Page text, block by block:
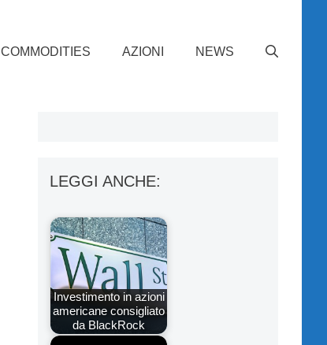
COMMODITIES AZIONI NEWS
LEGGI ANCHE:
Investimento in azioni
americane consigliato
da BlackRock